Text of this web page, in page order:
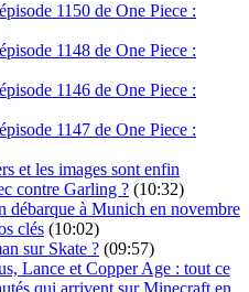
1150 de One Piece :
1148 de One Piece :
1146 de One Piece :
1147 de One Piece :
et les images sont enfin
contre Garling ? (10:32)
à Munich en novembre
clés (10:02)
sur Skate ? (09:57)
Lance et Copper Age : tout ce